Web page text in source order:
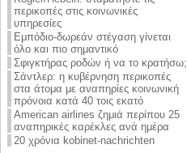
περικοπές στις κοινωνικές
υπηρεσίες
Εμπόδιο-δωρεάν στέγαση γίνεται
όλο και πιο σημαντικό
Σφιγκτήρας ροδών ή να το κρατήσω;
Σάντλερ: η κυβέρνηση περικοπές
στα άτομα με αναπηρίες κοινωνική
πρόνοια κατά 40 τοις εκατό
American airlines ζημιά περίπου 25
αναπηρικές καρέκλες ανά ημέρα
20 χρόνια kobinet-nachrichten